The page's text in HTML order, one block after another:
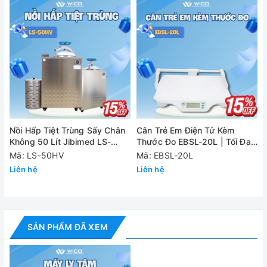
Dải tốc độ
300-4500
Bước tăng
Max. RCF
Độ chính xác
tốc độ
±20
khi đặt hàng)
A12-10P,
Cài đặt thời
Màn hình
Tính năng an
toàn
Nồi Hấp Tiệt Trùng Sấy Chân
Không 50 Lít Jibimed LS-
50HV
Mã: LS-50HV
Liên hệ
Cân Trẻ Em Điện Tử Kèm
Thước Đo EBSL-20L | Tối Đa
20kg
Mã: EBSL-20L
Liên hệ
SẢN PHẨM ĐÃ XEM